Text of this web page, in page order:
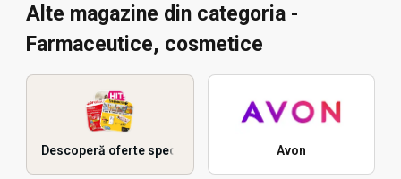
Alte magazine din categoria -
Farmaceutice, cosmetice
Descoperă oferte speciale Avon